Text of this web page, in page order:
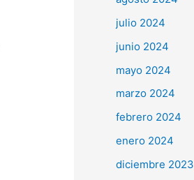
julio 2024
junio 2024
mayo 2024
marzo 2024
febrero 2024
enero 2024
diciembre 2023